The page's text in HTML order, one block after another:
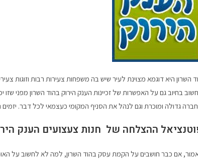
השרון היא דוגמא מצוינת לעיר שיש בה משפחות צעירות רבות וזוגות
בחיוב גם על האפשרות של זכיינות הענק הירוק בהוד השרון מפני
גדולה ומוכרת וגם לנהל את הסניף המקומי כעצמאי לכל דבר. יזמים
ההצלחה של חנות צעצועים הענק
אם כבר חושבים על הקמת עסק בהוד השרון, למה לא לחשוב על